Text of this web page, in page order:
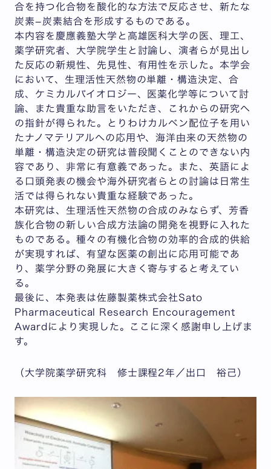
合を持つ化合物を酸化的な方法で反応させ、新たな
炭素−炭素結合を形成するものである。
本内容を慶應義塾大学と高雄医科大学の医、理工、
薬学研究者、大学院学生と討論し、演者らが見出し
た反応の新規性、先見性、有用性を示した。本学会
において、生理活性天然物の単離・構造決定、合
成、ケミカルバイオロジー、医薬化学等について討
論、また貴重な助言をいただき、これからの研究へ
の指針が得られた。とりわけカルベン配位子を用い
たナノマテリアルへの応用や、海洋由来の天然物の
単離・構造決定の研究は普段聞くことのできない内
容であり、非常に有意義であった。また、英語によ
る口頭発表の機会や海外研究者らとの討論は日常生
活では得られない貴重な経験であった。
本研究は、生理活性天然物の合成のみならず、芳香
族化合物の新しい合成方法論の開発を視野に入れた
ものである。種々の有機化合物の効率的合成的供給
が実現すれば、有望な医薬の創出に応用可能であ
り、薬学分野の発展に大きく寄与すると考えてい
る。
最後に、本発表は佐藤製薬株式会社Sato
Pharmaceutical Research Encouragement
Awardにより実現した。ここに深く感謝申し上げま
す。
（大学院薬学研究科 修士課程2年／出口 裕己）